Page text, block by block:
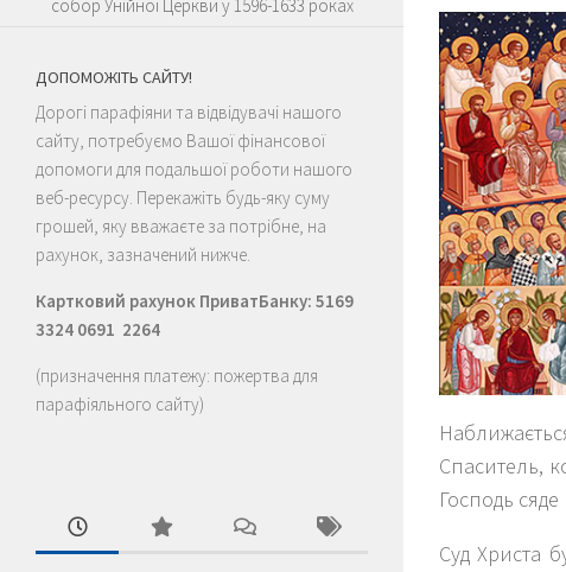
Спаситель,
Господь
Суд Христа
собор Унійної Церкви у 1596-1633 роках
ДОПОМОЖІТЬ САЙТУ!
Дорогі парафіяни та відвідувачі нашого
сайту, потребуємо Вашої фінансової
допомоги для подальшої роботи нашого
веб-ресурсу. Перекажіть будь-яку суму
грошей, яку вважаєте за потрібне, на
рахунок, зазначений нижче.
Картковий рахунок ПриватБанку: 5169
3324 0691 2264
(призначення платежу: пожертва для
парафіяльного сайту)